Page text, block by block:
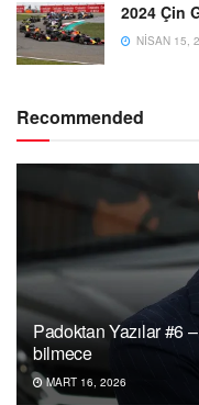
2024 Çin
NISAN 15,
Recommended
Padoktan Yazılar #6
bilmece
MART 16, 2026